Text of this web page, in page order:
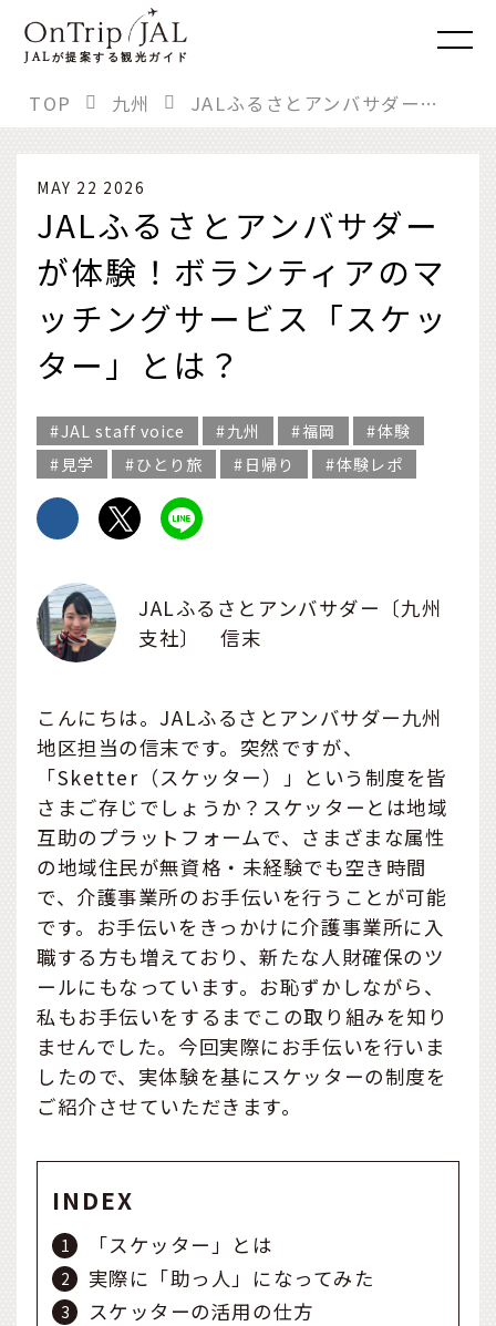
JALが提案する観光ガイド
TOP 九州 JALふるさとアンバサダーが体験！ボランティアのマッチングサービス「スケッター」とは？
MAY 22 2026
JALふるさとアンバサダー
が体験！ボランティアのマ
ッチングサービス「スケッ
ター」とは？
JAL staff voice 九州 福岡
体験
見学
ひとり旅 日帰り 体験レポ
JALふるさとアンバサダー〔九州
支社〕 信末
こんにちは。JALふるさとアンバサダー九州
地区担当の信末です。突然ですが、
「Sketter（スケッター）」という制度を皆
さまご存じでしょうか？スケッターとは地域
互助のプラットフォームで、さまざまな属性
の地域住民が無資格・未経験でも空き時間
で、介護事業所のお手伝いを行うことが可能
です。お手伝いをきっかけに介護事業所に入
職する方も増えており、新たな人財確保のツ
ールにもなっています。お恥ずかしながら、
私もお手伝いをするまでこの取り組みを知り
ませんでした。今回実際にお手伝いを行いま
したので、実体験を基にスケッターの制度を
ご紹介させていただきます。
INDEX
「スケッター」とは
実際に「助っ人」になってみた
スケッターの活用の仕方